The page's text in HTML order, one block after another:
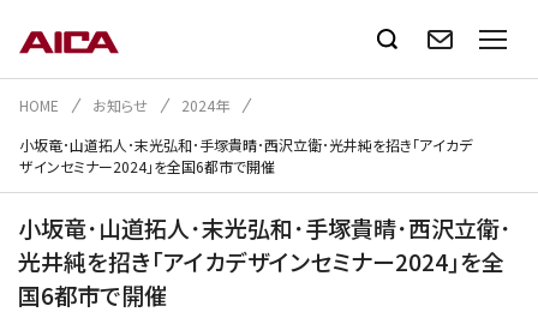
HOME お知らせ
2024年
小坂竜･山道拓人･末光弘和･手塚貴晴･西沢立衛･光井純を招き｢アイカデ
ザインセミナー2024｣を全国6都市で開催
小坂竜･山道拓人･末光弘和･手塚貴晴･西沢立衛･
光井純を招き｢アイカデザインセミナー2024｣を全
国6都市で開催